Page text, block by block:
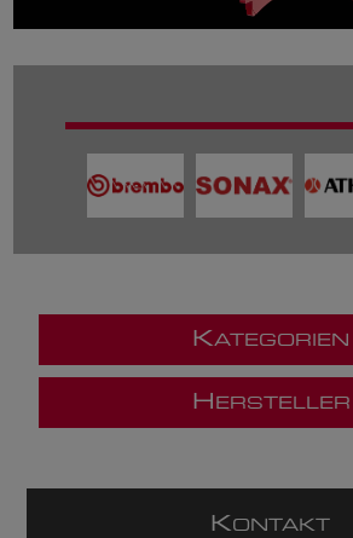
KATEGORIEN
H ERSTELLER
KONTAKT